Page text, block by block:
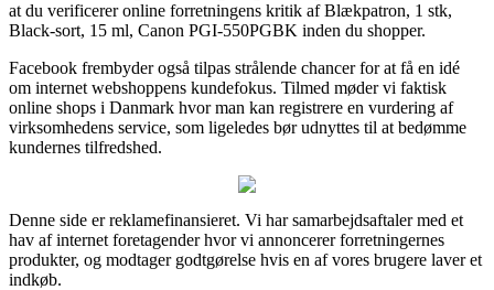
at du verificerer online forretningens kritik af Blækpatron, 1 stk,
Black-sort, 15 ml, Canon PGI-550PGBK inden du shopper.
Facebook frembyder også tilpas strålende chancer for at få en idé
om internet webshoppens kundefokus. Tilmed møder vi faktisk
online shops i Danmark hvor man kan registrere en vurdering af
virksomhedens service, som ligeledes bør udnyttes til at bedømme
kundernes tilfredshed.
Denne side er reklamefinansieret. Vi har samarbejdsaftaler med et
hav af internet foretagender hvor vi annoncerer forretningernes
produkter, og modtager godtgørelse hvis en af vores brugere laver et
indkøb.